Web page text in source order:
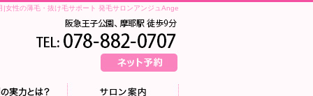
|女性の薄毛・抜け毛サポート 発毛サロンアンジュAnge